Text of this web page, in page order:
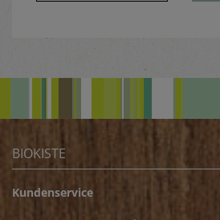
BIOKISTE
Kundenservice